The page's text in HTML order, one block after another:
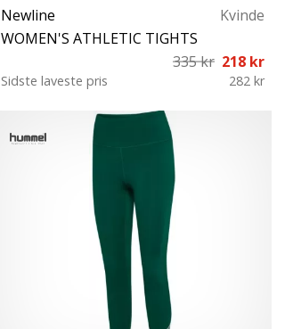
Newline
Kvinde
WOMEN'S ATHLETIC TIGHTS
335 kr 218 kr
Sidste laveste pris 282 kr